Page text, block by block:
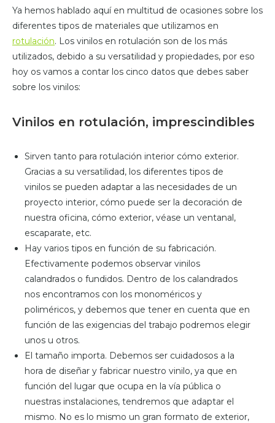
Ya hemos hablado aquí en multitud de ocasiones sobre los
diferentes tipos de materiales que utilizamos en
rotulación. Los vinilos en rotulación son de los más
utilizados, debido a su versatilidad y propiedades, por eso
hoy os vamos a contar los cinco datos que debes saber
sobre los vinilos:
Vinilos en rotulación, imprescindibles
Sirven tanto para rotulación interior cómo exterior.
Gracias a su versatilidad, los diferentes tipos de
vinilos se pueden adaptar a las necesidades de un
proyecto interior, cómo puede ser la decoración de
nuestra oficina, cómo exterior, véase un ventanal,
escaparate, etc.
Hay varios tipos en función de su fabricación.
Efectivamente podemos observar vinilos
calandrados o fundidos. Dentro de los calandrados
nos encontramos con los monoméricos y
poliméricos, y debemos que tener en cuenta que en
función de las exigencias del trabajo podremos elegir
unos u otros.
El tamaño importa. Debemos ser cuidadosos a la
hora de diseñar y fabricar nuestro vinilo, ya que en
función del lugar que ocupa en la vía pública o
nuestras instalaciones, tendremos que adaptar el
mismo. No es lo mismo un gran formato de exterior,